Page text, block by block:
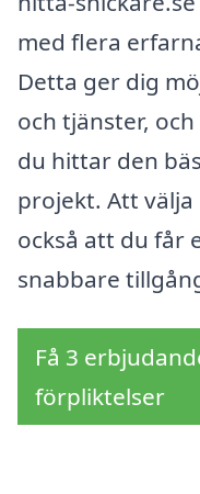
med flera
Detta ger dig
och tjänster,
du hittar den
projekt. Att
också att du får
snabbare
Få 3
förpliktelser